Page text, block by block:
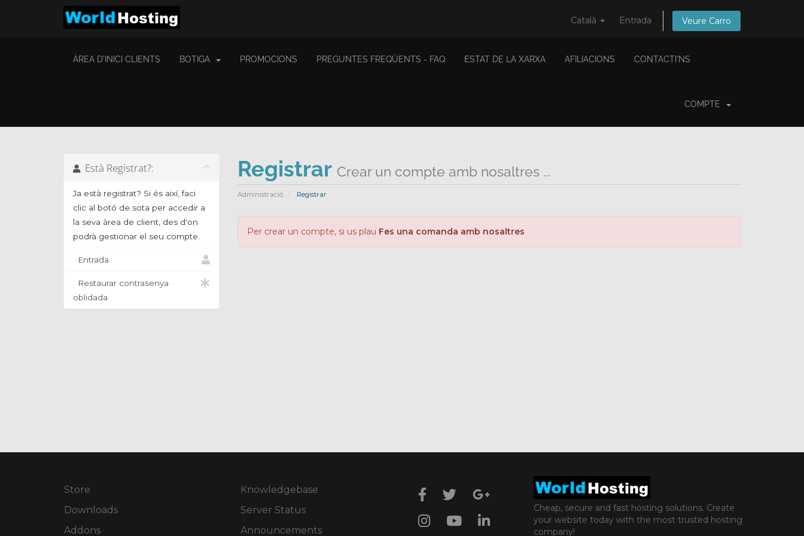
Català Entrada Veure Carro
ÀREA D'INICI CLIENTS BOTIGA PROMOCIONS PREGUNTES FREQÜENTS - FAQ ESTAT DE LA XARXA AFILIACIONS CONTACTI'NS
COMPTE
Registrar Crear un compte amb nosaltres ...
Administració Registrar
Està Registrat?:
Ja està registrat? Si és així, faci
clic al botó de sota per accedir a
la seva àrea de client, des d'on
podrà gestionar el seu compte.
Entrada
Restaurar contrasenya
oblidada
Per crear un compte, si us plau Fes una comanda amb nosaltres
Store
Downloads
Addons
Knowledgebase
Server Status
Announcements
Cheap, secure and fast hosting solutions. Create
your website today with the most trusted hosting
company!